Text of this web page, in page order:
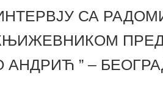
СА
АНДРИЋ ” –